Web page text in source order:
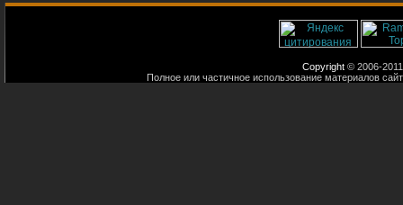
Copyright © 2006-
Полное или частичное использование материалов